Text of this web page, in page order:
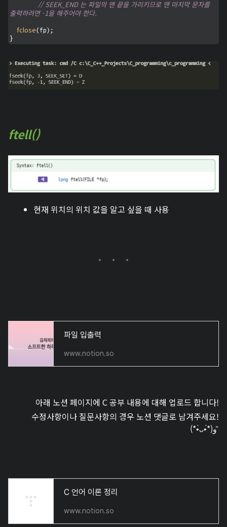
// SEEK_END 는 파일의 맨 끝을 가리키므로 맨 마지막 문자를
출력하려면 -1을 해주어야 한다.
fclose(fp);
}
ftell()
현재 위치의 위치 값을 알고 싶을 때 사용
파일 입출력
www.notion.so
아래 노션 페이지에 C 공부 내용에 대해 업로드 합니다!
수정사항이나 질문사항의 경우 노션 댓글로 남겨주세요!
(*•̀ᴗ•́*)و ̑̑
C 언어 이론 정리
www.notion.so